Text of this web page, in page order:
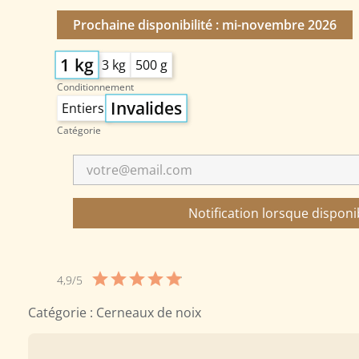
1 kg 3 kg 500 g
Conditionnement
Entiers Invalides
Catégorie
Notification lorsque
4,9/5
Note
moyenne
4,9
Prochaine disponibilité : mi-novembre 2026
Catégorie : Cerneaux de noix